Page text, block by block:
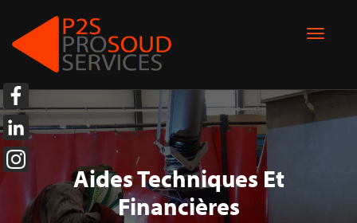
Aides Techniques Et
Financières